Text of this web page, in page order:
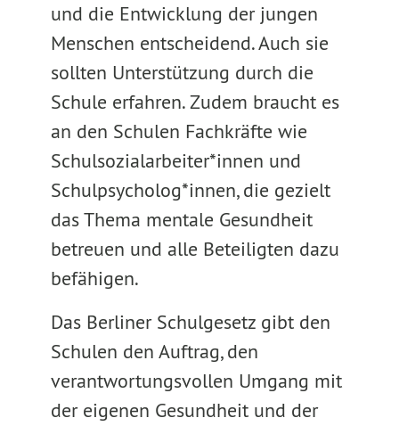
und die Entwicklung der jungen
Menschen entscheidend. Auch sie
sollten Unterstützung durch die
Schule erfahren. Zudem braucht es
an den Schulen Fachkräfte wie
Schulsozialarbeiter*innen und
Schulpsycholog*innen, die gezielt
das Thema mentale Gesundheit
betreuen und alle Beteiligten dazu
befähigen.
Das Berliner Schulgesetz gibt den
Schulen den Auftrag, den
verantwortungsvollen Umgang mit
der eigenen Gesundheit und der